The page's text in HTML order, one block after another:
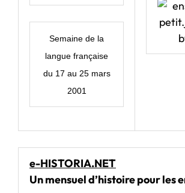
Semaine de la
langue française
du 17 au 25 mars
2001
e-HISTORIA.NET
Un mensuel d’histoire pour les